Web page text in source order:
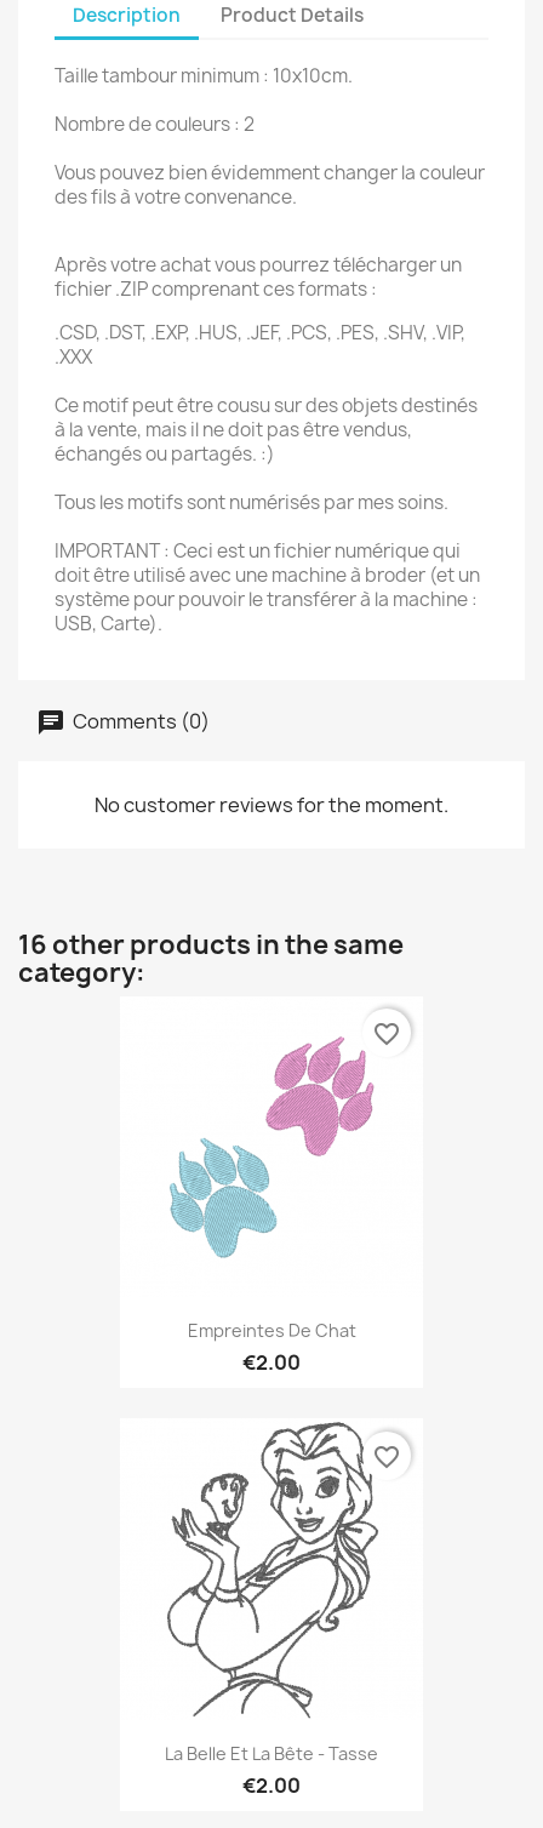
Description Product Details
Taille tambour minimum : 10x10cm.
Nombre de couleurs : 2
Vous pouvez bien évidemment changer la couleur
des fils à votre convenance.
Après votre achat vous pourrez télécharger un
fichier .ZIP comprenant ces formats :
.CSD, .DST, .EXP, .HUS, .JEF, .PCS, .PES, .SHV, .VIP,
.XXX
Ce motif peut être cousu sur des objets destinés
à la vente, mais il ne doit pas être vendus,
échangés ou partagés. :)
Tous les motifs sont numérisés par mes soins.
IMPORTANT : Ceci est un fichier numérique qui
doit être utilisé avec une machine à broder (et un
système pour pouvoir le transférer à la machine :
USB, Carte).
Comments (0)
No customer reviews for the moment.
16 other products in the same
category:
Empreintes De Chat
€2.00
favorite_border
La Belle Et La Bête - Tasse
€2.00
favorite_border